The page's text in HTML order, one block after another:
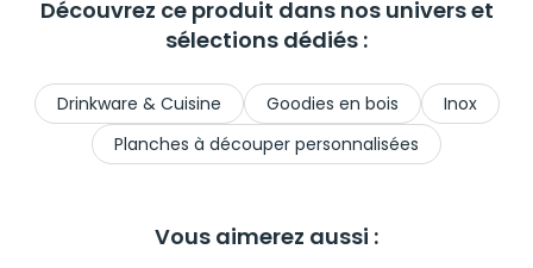
Découvrez ce produit dans nos univers et
sélections dédiés :
Drinkware & Cuisine Goodies en bois
Inox
Planches à découper personnalisées
Vous aimerez aussi :